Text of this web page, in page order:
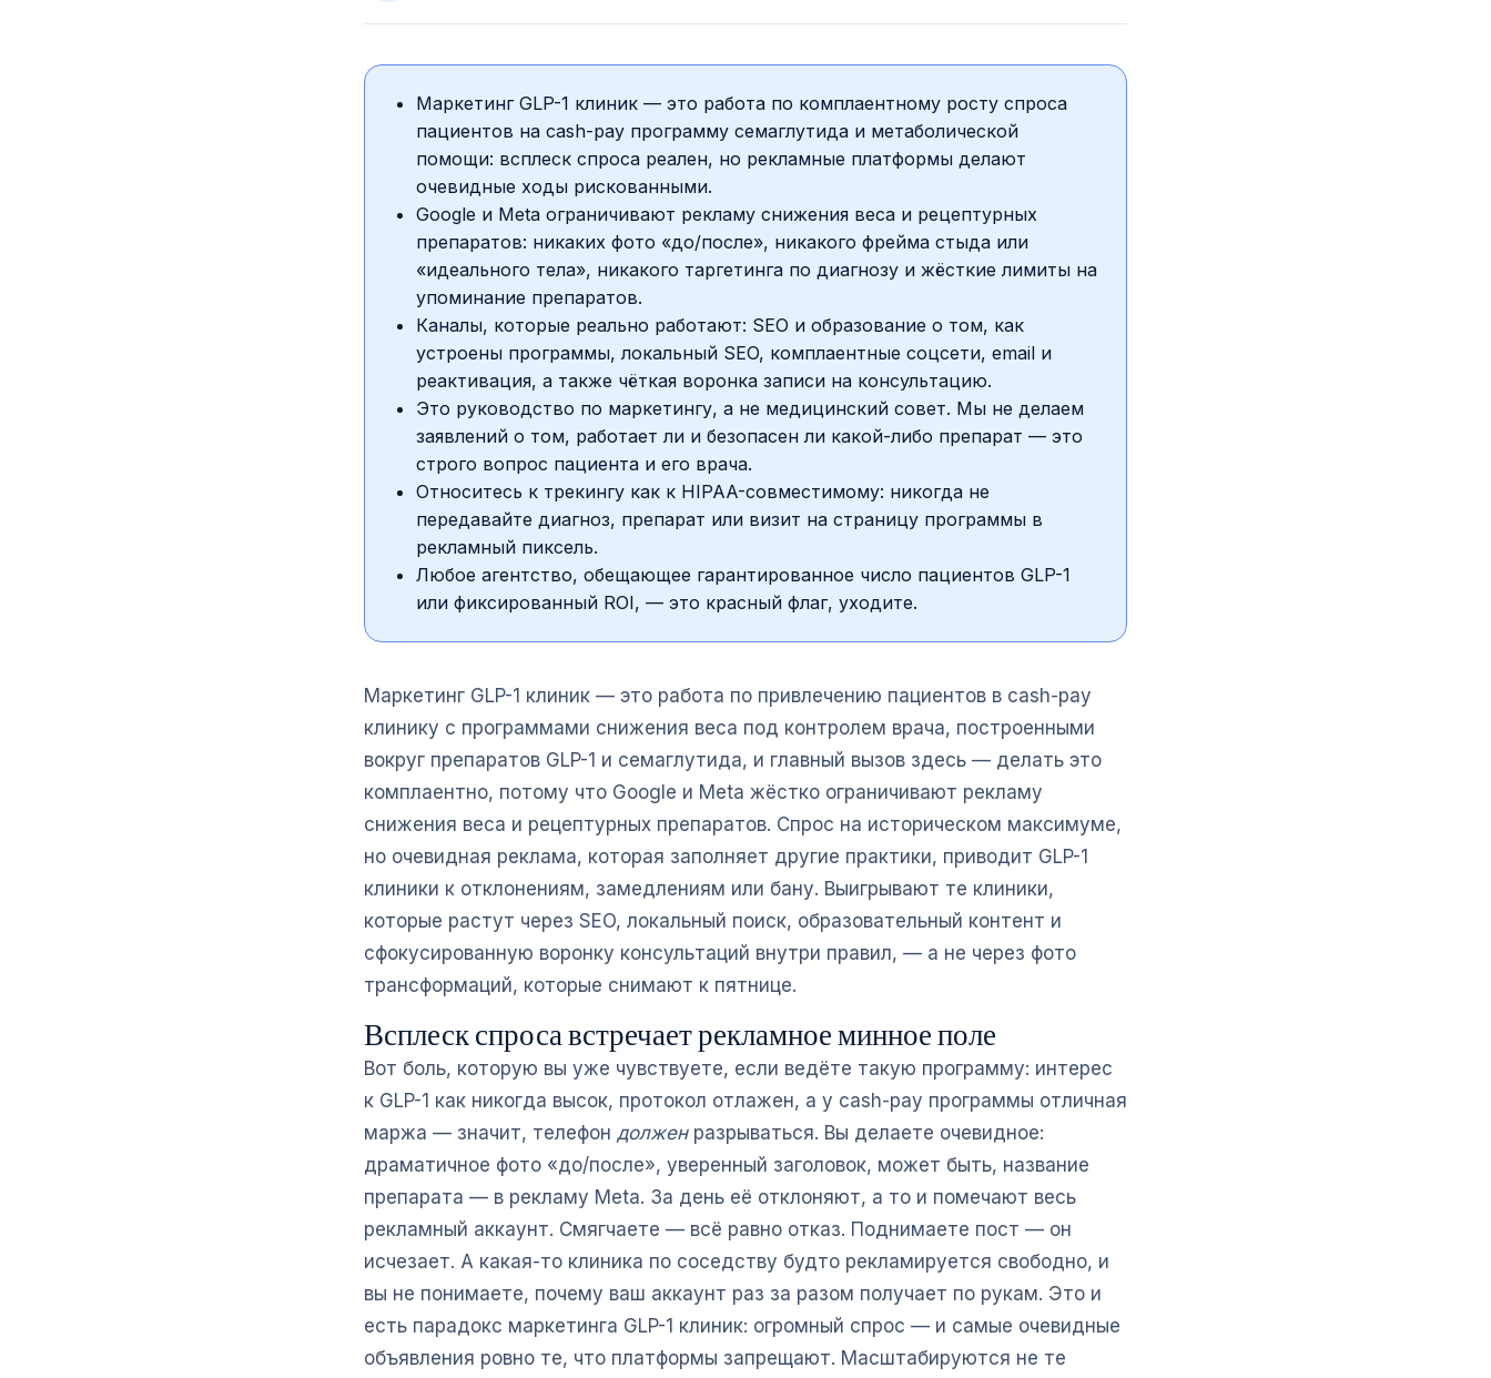
Маркетинг GLP-1 клиник — это работа по комплаентному росту спроса
пациентов на cash-pay программу семаглутида и метаболической
помощи: всплеск спроса реален, но рекламные платформы делают
очевидные ходы рискованными.
Google и Meta ограничивают рекламу снижения веса и рецептурных
препаратов: никаких фото «до/после», никакого фрейма стыда или
«идеального тела», никакого таргетинга по диагнозу и жёсткие лимиты на
упоминание препаратов.
Каналы, которые реально работают: SEO и образование о том, как
устроены программы, локальный SEO, комплаентные соцсети, email и
реактивация, а также чёткая воронка записи на консультацию.
Это руководство по маркетингу, а не медицинский совет. Мы не делаем
заявлений о том, работает ли и безопасен ли какой-либо препарат — это
строго вопрос пациента и его врача.
Относитесь к трекингу как к HIPAA-совместимому: никогда не
передавайте диагноз, препарат или визит на страницу программы в
рекламный пиксель.
Любое агентство, обещающее гарантированное число пациентов GLP-1
или фиксированный ROI, — это красный флаг, уходите.
Маркетинг GLP-1 клиник — это работа по привлечению пациентов в cash-pay
клинику с программами снижения веса под контролем врача, построенными
вокруг препаратов GLP-1 и семаглутида, и главный вызов здесь — делать это
комплаентно, потому что Google и Meta жёстко ограничивают рекламу
снижения веса и рецептурных препаратов. Спрос на историческом максимуме,
но очевидная реклама, которая заполняет другие практики, приводит GLP-1
клиники к отклонениям, замедлениям или бану. Выигрывают те клиники,
которые растут через SEO, локальный поиск, образовательный контент и
сфокусированную воронку консультаций внутри правил, — а не через фото
трансформаций, которые снимают к пятнице.
Всплеск спроса встречает рекламное минное поле
Вот боль, которую вы уже чувствуете, если ведёте такую программу: интерес
к GLP-1 как никогда высок, протокол отлажен, а у cash-pay программы отличная
маржа — значит, телефон долженразрываться. Вы делаете очевидное:
драматичное фото «до/после», уверенный заголовок, может быть, название
препарата — в рекламу Meta. За день её отклоняют, а то и помечают весь
рекламный аккаунт. Смягчаете — всё равно отказ. Поднимаете пост — он
исчезает. А какая-то клиника по соседству будто рекламируется свободно, и
вы не понимаете, почему ваш аккаунт раз за разом получает по рукам. Это и
есть парадокс маркетинга GLP-1 клиник: огромный спрос — и самые очевидные
объявления ровно те, что платформы запрещают. Масштабируются не те